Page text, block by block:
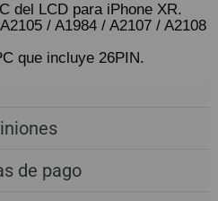
20:00h
del LCD para iPhone XR.
/ A1984 / A2107 / A2108
que incluye 26PIN.
de pago